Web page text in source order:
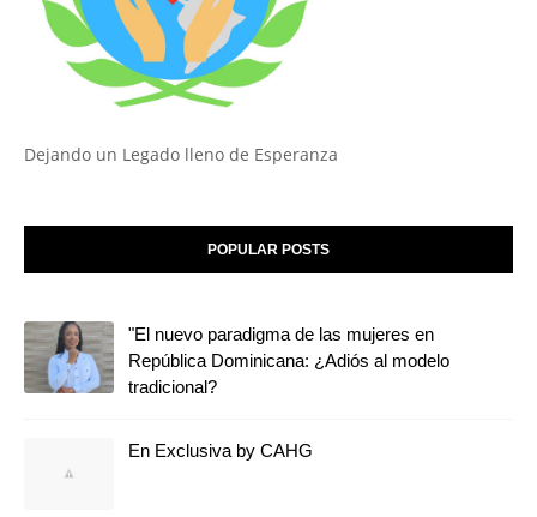
Dejando un Legado lleno de Esperanza
POPULAR POSTS
"El nuevo paradigma de las mujeres en
República Dominicana: ¿Adiós al modelo
tradicional?
En Exclusiva by CAHG